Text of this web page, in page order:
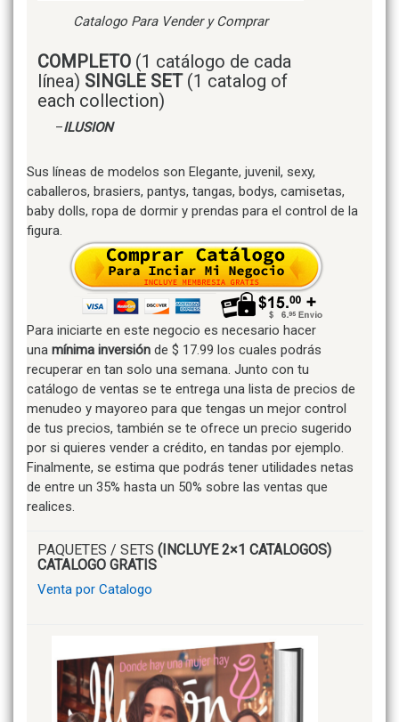
Catalogo Para Vender y Comprar
COMPLETO (1 catálogo de cada
línea) SINGLE SET(1 catalog of
each collection)
–ILUSION
Sus líneas de modelos son Elegante, juvenil, sexy,
caballeros, brasiers, pantys, tangas, bodys, camisetas,
baby dolls, ropa de dormir y prendas para el control de la
figura.
Para iniciarte en este negocio es necesario hacer
una mínima inversión de $ 17.99 los cuales podrás
recuperar en tan solo una semana. Junto con tu
catálogo de ventas se te entrega una lista de precios de
menudeo y mayoreo para que tengas un mejor control
de tus precios, también se te ofrece un precio sugerido
por si quieres vender a crédito, en tandas por ejemplo.
Finalmente, se estima que podrás tener utilidades netas
de entre un 35% hasta un 50% sobre las ventas que
realices.
PAQUETES / SETS (INCLUYE 2×1 CATALOGOS)
CATALOGO GRATIS
Venta por Catalogo